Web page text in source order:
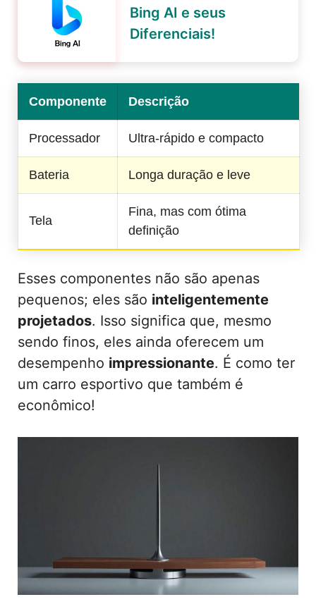
Bing AI e seus
Diferenciais!
Componente Descrição
Processador Ultra-rápido e compacto
Bateria Longa duração e leve
Tela
Fina, mas com ótima
definição
Esses componentes não são apenas
pequenos; eles são inteligentemente
projetados. Isso significa que, mesmo
sendo finos, eles ainda oferecem um
desempenho impressionante. É como ter
um carro esportivo que também é
econômico!